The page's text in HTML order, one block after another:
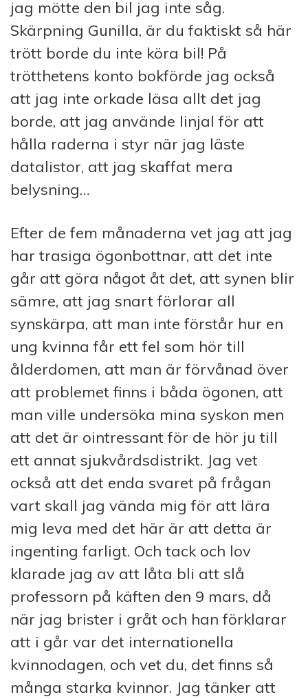
jag mötte den bil jag inte såg.
Skärpning Gunilla, är du faktiskt så här
trött borde du inte köra bil! På
trötthetens konto bokförde jag också
att jag inte orkade läsa allt det jag
borde, att jag använde linjal för att
hålla raderna i styr när jag läste
datalistor, att jag skaffat mera
belysning…
Efter de fem månaderna vet jag att jag
har trasiga ögonbottnar, att det inte
går att göra något åt det, att synen blir
sämre, att jag snart förlorar all
synskärpa, att man inte förstår hur en
ung kvinna får ett fel som hör till
ålderdomen, att man är förvånad över
att problemet finns i båda ögonen, att
man ville undersöka mina syskon men
att det är ointressant för de hör ju till
ett annat sjukvårdsdistrikt. Jag vet
också att det enda svaret på frågan
vart skall jag vända mig för att lära
mig leva med det här är att detta är
ingenting farligt. Och tack och lov
klarade jag av att låta bli att slå
professorn på käften den 9 mars, då
när jag brister i gråt och han förklarar
att i går var det internationella
kvinnodagen, och vet du, det finns så
många starka kvinnor. Jag tänker att